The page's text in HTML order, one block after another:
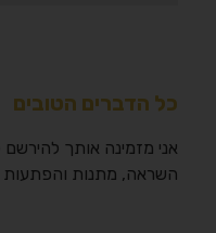
כל הדברים הטובים
אני מזמינה אותך להירשם
השראה, מתנות והפתעות